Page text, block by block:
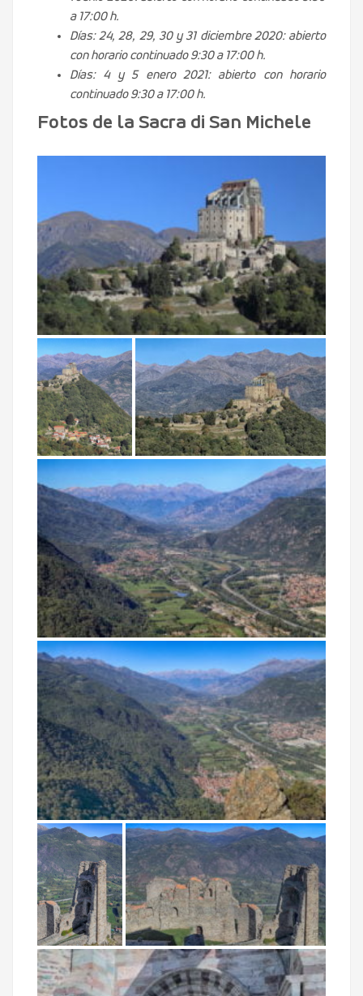
a 17:00 h.
Días: 24, 28, 29, 30 y 31 diciembre 2020: abierto
con horario continuado 9:30 a 17:00 h.
Días: 4 y 5 enero 2021: abierto con horario
continuado 9:30 a 17:00 h.
Fotos de la Sacra di San Michele